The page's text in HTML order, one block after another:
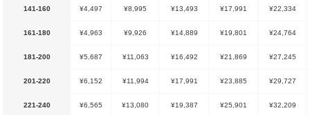
141-160 ¥4,497 ¥8,995 ¥13,493 ¥17,991 ¥22,334
161-180 ¥4,963 ¥9,926 ¥14,889 ¥19,801 ¥24,764
181-200 ¥5,687 ¥11,063 ¥16,492 ¥21,869 ¥27,245
201-220 ¥6,152 ¥11,994 ¥17,991 ¥23,885 ¥29,727
221-240 ¥6,565 ¥13,080 ¥19,387 ¥25,901 ¥32,209